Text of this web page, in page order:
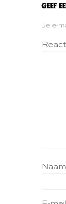
Geef
Je e-
Naam